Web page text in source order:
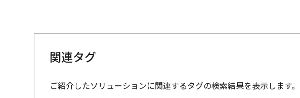
関連タグ
ご紹介したソリューションに関連するタグの検索結果を表示します。